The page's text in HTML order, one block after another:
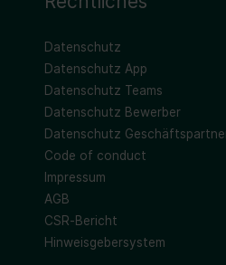
Datenschutz
Datenschutz App
Datenschutz Teams
Datenschutz Bewerber
Datenschutz
Code of conduct
Impressum
AGB
CSR-Bericht
Hinweisgebersystem